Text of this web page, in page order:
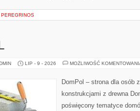
PEREGRINOS
LIP - 9 - 2026 MOŻLIWOŚĆ
DomPol – strona dla osób
konstrukcjami z drewna
poświęcony tematyce